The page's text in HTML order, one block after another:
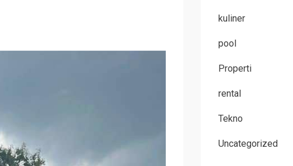
kuliner
pool
Properti
rental
Tekno
Uncategorized